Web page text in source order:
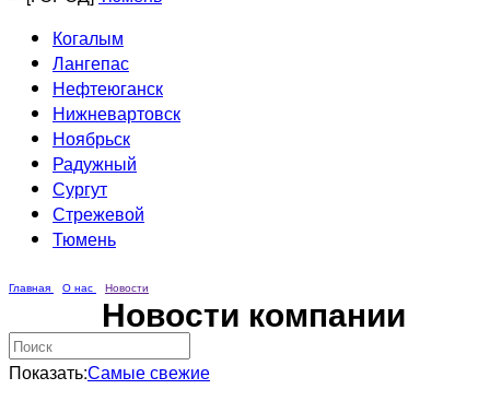
Когалым
Лангепас
Нефтеюганск
Нижневартовск
Ноябрьск
Радужный
Сургут
Стрежевой
Тюмень
Главная О нас Новости
Новости компании
Показать:Самые свежие